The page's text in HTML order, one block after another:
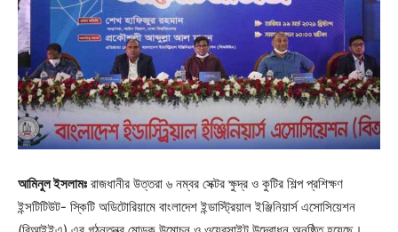
আমিনুল ইসলামঃ রাজধানীর উত্তরা ৬ নম্বর সেক্টর ক্ষুদ্র ও কুটির শিল্প প্রশিক্ষণ
ইন্সটিটিউট- স্কিটি অডিটোরিয়ামে বাংলাদেশ ইন্ডাস্ট্রিয়াল ইঞ্জিনিয়ার্স এসোসিয়েশন